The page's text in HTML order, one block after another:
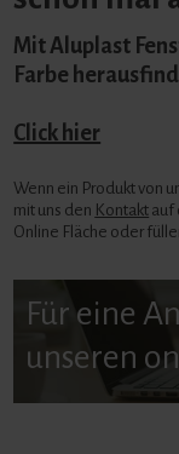
Mit Aluplast
Farbe
Click hier
Wenn ein Produkt von
mit uns den Kontakt auf
Online Fläche oder
Für eine
unseren